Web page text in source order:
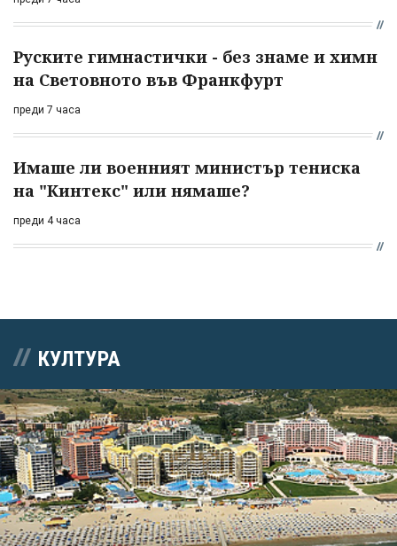
Руските гимнастички - без знаме и химн
на Световното във Франкфурт
преди 7 часа
Имаше ли военният министър тениска
на "Кинтекс" или нямаше?
преди 4 часа
КУЛТУРА